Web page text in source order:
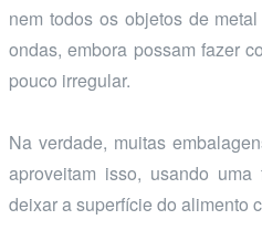
nem todos os objetos de
ondas, embora possam fazer
pouco irregular.
Na verdade, muitas
aproveitam isso, usando
deixar a superfície do alimento